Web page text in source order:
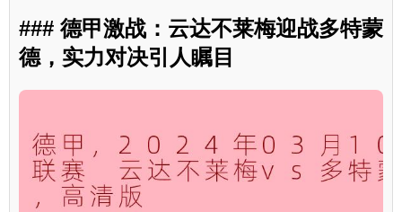
### 德甲激战：云达不莱梅迎战多特蒙
德，实力对决引人瞩目